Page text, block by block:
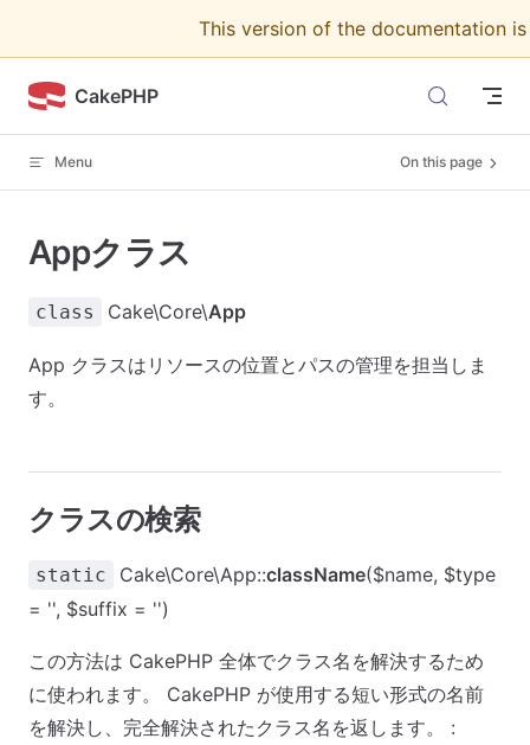
This version of the documentation
CakePHP
Menu On this page
Appクラス
class Cake\Core\App
App クラスはリソースの位置とパスの管理を担当しま
す。
クラスの検索
static Cake\Core\App::className($name, $type
= '', $suffix = '')
この方法は CakePHP 全体でクラス名を解決するため
に使われます。 CakePHP が使用する短い形式の名前
を解決し、完全解決されたクラス名を返します。 :